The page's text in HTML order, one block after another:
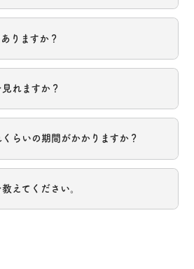
りますか？
れますか？
らいの期間がかかりますか？
えてください。